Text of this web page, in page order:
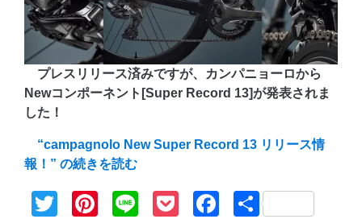
プレスリリース済みですが、カンパニョーロから
Newコンポーネント[Super Record 13]が発表されま
した！
“campagnolo New Super Record 13 リリース情
報！” の続きを読む
TwitterPinterest
Line PocketFacebook
共